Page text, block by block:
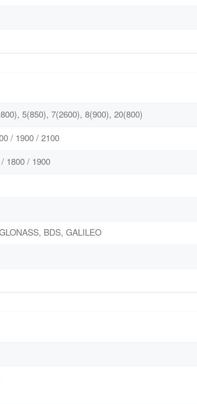
5(850), 7(2600), 8(900), 20(800)
/ 1900 / 2100
1800 / 1900
BDS, GALILEO